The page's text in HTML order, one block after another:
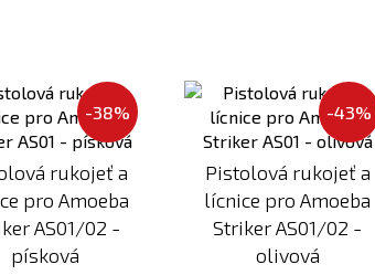
-38%
rukojeť a
pro Amoeba
AS01/02 -
písková
k
porovnaniu
-43%
Pistolová rukojeť a
lícnice pro Amoeba
Striker AS01/02 -
olivová